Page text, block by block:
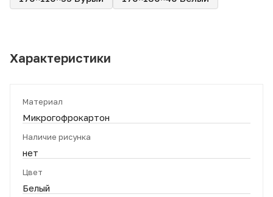
Характеристики
Материал
Микрогофрокартон
Наличие рисунка
нет
Цвет
Белый